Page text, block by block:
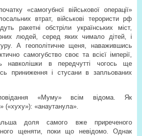
«самогубної військової операції»
втрат, військові терористи рф
ракетні обстріли українських міст,
людей, серед яких чимало дітей, і
А геополітичне щеня, наважившись
самогубство своє та всієї імперії,
навколішки в передчутті чогось ще
приниження і стусани в запльованих
«Муму» всім відома. Як
(«хуху»): «анаутанула».
доля самого вже приреченого
щеняти, поки що невідомо. Однак